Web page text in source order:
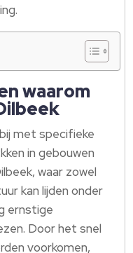
waarom
met specifieke
in gebouwen
waar zowel
kan lijden onder
ernstige
Door het snel
voorkomen,